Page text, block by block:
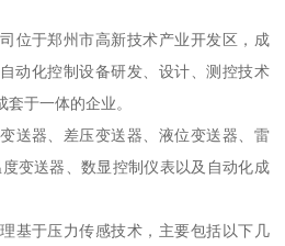
位于郑州市高新技术产业开发区，成
动化控制设备研发、设计、测控技术
于一体的企业。
送器、差压变送器、液位变送器、雷
变送器、数显控制仪表以及自动化成
基于压力传感技术，主要包括以下几